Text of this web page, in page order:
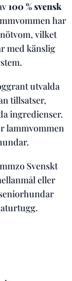
100 % svensk
har
vilket
med känslig
utvalda
tillsatser,
ingredienser.
lammvommen
Svenskt
eller